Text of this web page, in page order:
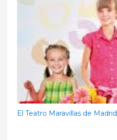
El Teatro Maravillas de Madrid